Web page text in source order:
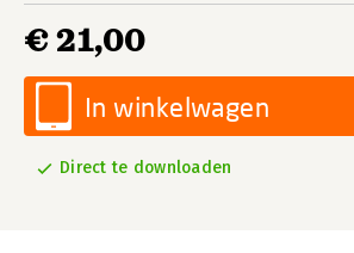
€ 21,00
In winkelwagen
Direct te downloaden